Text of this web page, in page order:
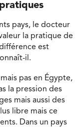
pays, le docteur
la pratique de
est
il.
pas en Égypte,
la pression des
mais aussi des
libre mais ce
Dans un pays